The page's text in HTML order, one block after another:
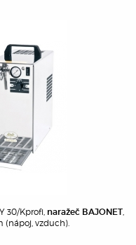
30/Kprofi, naražeč BAJONET,
(nápoj, vzduch).